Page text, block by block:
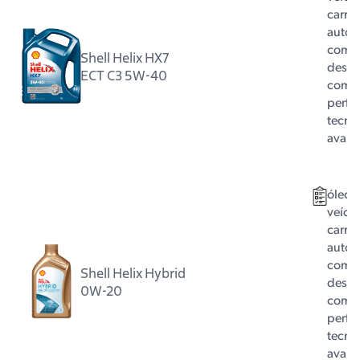
Shell Helix HX7
ECT C3 5W-40
carro
com
com
Shell Helix Hybrid
0W-20
óleo
carro
com
com